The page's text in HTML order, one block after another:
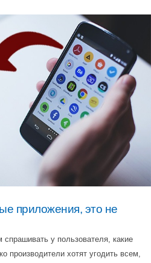
приложения, это не
у пользователя, какие
производители хотят угодить всем,